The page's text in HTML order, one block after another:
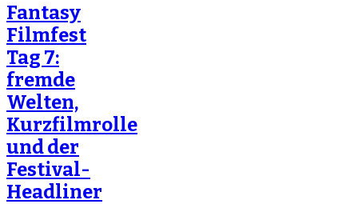
Fantasy
Filmfest
Tag 7:
fremde
Welten,
Kurzfilmrolle
und der
Festival-
Headliner